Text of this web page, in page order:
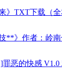
》TXT下载（
技**》作者：岭
罪恶的快感 V1.0